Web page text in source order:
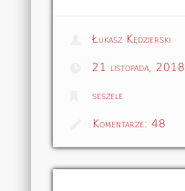
Łukasz Kędzierski
21 listopada, 2018
seszele
Komentarze:48